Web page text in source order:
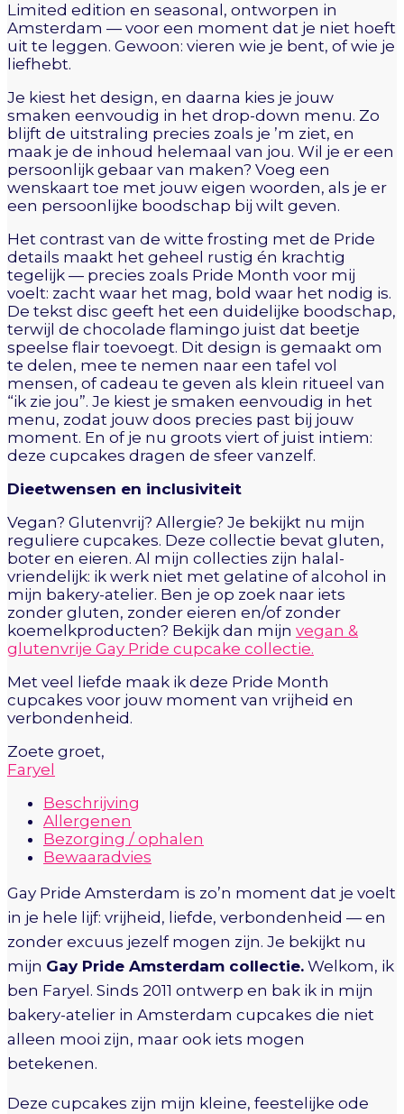
Limited edition en seasonal, ontworpen in
Amsterdam — voor een moment dat je niet hoeft
uit te leggen. Gewoon: vieren wie je bent, of wie je
liefhebt.
Je kiest het design, en daarna kies je jouw
smaken eenvoudig in het drop-down menu. Zo
blijft de uitstraling precies zoals je ’m ziet, en
maak je de inhoud helemaal van jou. Wil je er een
persoonlijk gebaar van maken? Voeg een
wenskaart toe met jouw eigen woorden, als je er
een persoonlijke boodschap bij wilt geven.
Het contrast van de witte frosting met de Pride
details maakt het geheel rustig én krachtig
tegelijk — precies zoals Pride Month voor mij
voelt: zacht waar het mag, bold waar het nodig is.
De tekst disc geeft het een duidelijke boodschap,
terwijl de chocolade flamingo juist dat beetje
speelse flair toevoegt. Dit design is gemaakt om
te delen, mee te nemen naar een tafel vol
mensen, of cadeau te geven als klein ritueel van
“ik zie jou”. Je kiest je smaken eenvoudig in het
menu, zodat jouw doos precies past bij jouw
moment. En of je nu groots viert of juist intiem:
deze cupcakes dragen de sfeer vanzelf.
Dieetwensen en inclusiviteit
Vegan? Glutenvrij? Allergie? Je bekijkt nu mijn
reguliere cupcakes. Deze collectie bevat gluten,
boter en eieren. Al mijn collecties zijn halal-
vriendelijk: ik werk niet met gelatine of alcohol in
mijn bakery-atelier. Ben je op zoek naar iets
zonder gluten, zonder eieren en/of zonder
koemelkproducten? Bekijk dan mijn vegan &
glutenvrije Gay Pride cupcake collectie.
Met veel liefde maak ik deze Pride Month
cupcakes voor jouw moment van vrijheid en
verbondenheid.
Zoete groet,
Faryel
Beschrijving
Allergenen
Bezorging / ophalen
Bewaaradvies
Gay Pride Amsterdam is zo’n moment dat je voelt
in je hele lijf: vrijheid, liefde, verbondenheid — en
zonder excuus jezelf mogen zijn. Je bekijkt nu
mijn Gay Pride Amsterdam collectie. Welkom, ik
ben Faryel. Sinds 2011 ontwerp en bak ik in mijn
bakery-atelier in Amsterdam cupcakes die niet
alleen mooi zijn, maar ook iets mogen
betekenen.
Deze cupcakes zijn mijn kleine, feestelijke ode